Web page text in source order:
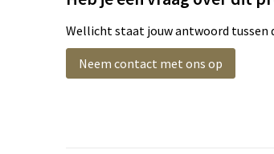
Wellicht staat jouw antwoord tussen
Neem contact met ons op